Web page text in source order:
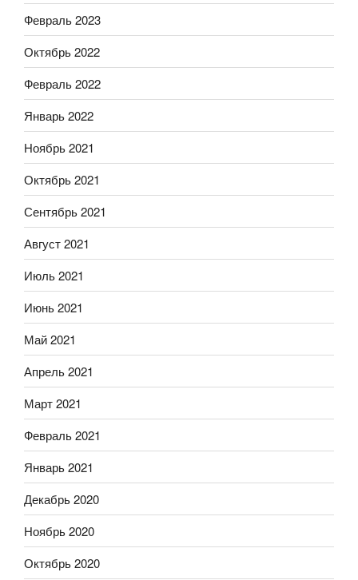
Февраль 2023
Октябрь 2022
Февраль 2022
Январь 2022
Ноябрь 2021
Октябрь 2021
Сентябрь 2021
Август 2021
Июль 2021
Июнь 2021
Май 2021
Апрель 2021
Март 2021
Февраль 2021
Январь 2021
Декабрь 2020
Ноябрь 2020
Октябрь 2020